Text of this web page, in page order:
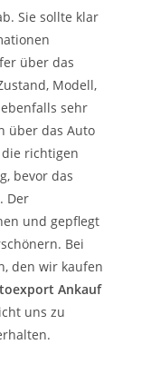
Sie sollte klar
über das
Modell,
sehr
über das Auto
richtigen
bevor das
Der
und gepflegt
Bei
den wir kaufen
Ankauf
uns zu